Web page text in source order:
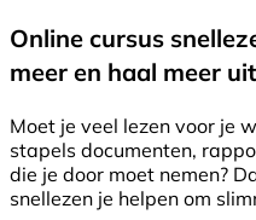
Online cursus
meer en haal meer
Moet je veel lezen voor je
stapels documenten,
die je door moet nemen?
snellezen je helpen om